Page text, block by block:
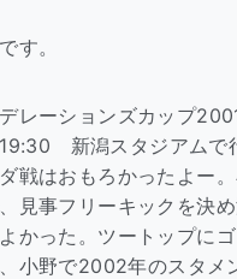
す。
レーションズカップ
新潟スタジアムで
戦はおもろかったよー
見事フリーキックを決
かった。ツートップにゴ
小野で2002年のスタメ